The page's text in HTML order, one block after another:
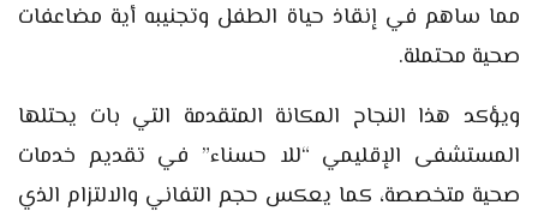
مما ساهم في إنقاذ حياة الطفل وتجنيبه أية مضاعفات
صحية محتملة.
ويؤكد هذا النجاح المكانة المتقدمة التي بات يحتلها
المستشفى الإقليمي “للا حسناء” في تقديم خدمات
صحية متخصصة، كما يعكس حجم التفاني والالتزام الذي